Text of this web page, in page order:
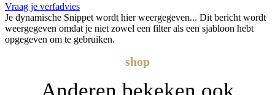
Vraag je verfadvies
Je dynamische Snippet wordt hier weergegeven... Dit bericht wordt
weergegeven omdat je niet zowel een filter als een sjabloon hebt
opgegeven om te gebruiken.
shop
Anderen bekeken ook